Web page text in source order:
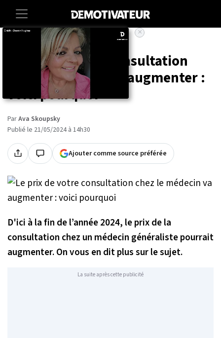
Societe Vie-pratique
Le prix de votre consultation
chez le médecin va augmenter :
voici pourquoi
ParAva Skoupsky
Publié le 21/05/2024 à 14h30
Ajouter comme source préférée
D'ici à la fin de l’année 2024, le prix de la
consultation chez un médecin généraliste pourrait
augmenter. On vous en dit plus sur le sujet.
La suite après cette publicité
×